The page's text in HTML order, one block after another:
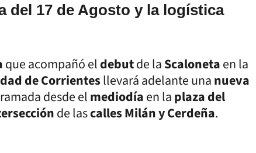
del 17 de Agosto y la logística
que acompañó eldebutde laScalonetaen la
de Corrientesllevará adelante unanueva
desde elmediodíaen laplaza del
de lascalles Milán y Cerdeña.